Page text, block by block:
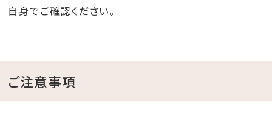
自身でご確認ください。
ご注意事項